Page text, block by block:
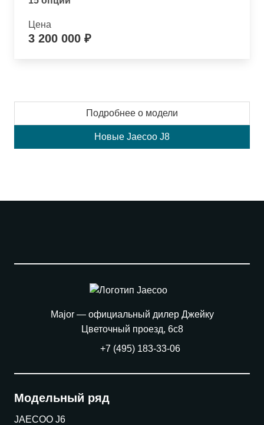
Цена
3 200 000 ₽
Подробнее о модели
Новые Jaecoo J8
Major — официальный дилер Джейку
Цветочный проезд, 6с8
+7 (495) 183-33-06
Модельный ряд
JAECOO J6